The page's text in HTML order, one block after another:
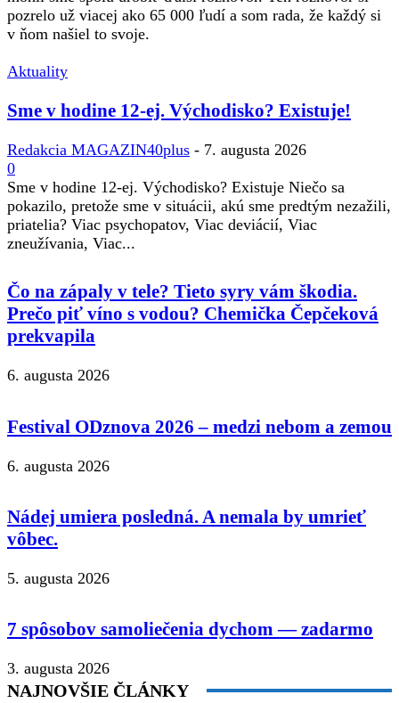
pozrelo už viacej ako 65 000 ľudí a som rada, že každý si
v ňom našiel to svoje.
Aktuality
Sme v hodine 12-ej. Východisko? Existuje!
Redakcia MAGAZIN40plus - 7. augusta 2026
0
Sme v hodine 12-ej. Východisko? Existuje Niečo sa
pokazilo, pretože sme v situácii, akú sme predtým nezažili,
priatelia? Viac psychopatov, Viac deviácií, Viac
zneužívania, Viac...
Čo na zápaly v tele? Tieto syry vám škodia.
Prečo piť víno s vodou? Chemička Čepčeková
prekvapila
6. augusta 2026
Festival ODznova 2026 – medzi nebom a zemou
6. augusta 2026
Nádej umiera posledná. A nemala by umrieť
vôbec.
5. augusta 2026
7 spôsobov samoliečenia dychom — zadarmo
3. augusta 2026
NAJNOVŠIE ČLÁNKY